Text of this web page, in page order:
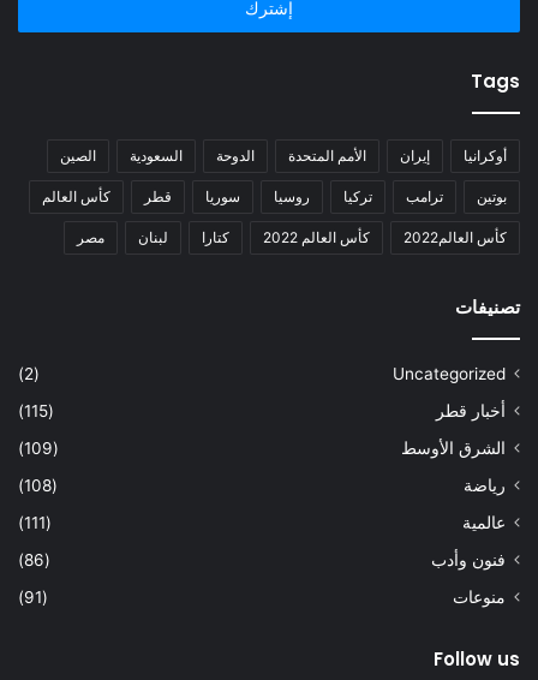
Tags
أوكرانيا إيران الأمم المتحدة الدوحة السعودية الصين
بوتين ترامب تركيا روسيا سوريا قطر كأس العالم
كأس العالم2022 كأس العالم 2022 كتارا لبنان مصر
تصنيفات
Uncategorized
(2)
أخبار قطر
(115)
الشرق الأوسط
(109)
رياضة
(108)
عالمية
(111)
فنون وأدب
(86)
منوعات
(91)
Follow us